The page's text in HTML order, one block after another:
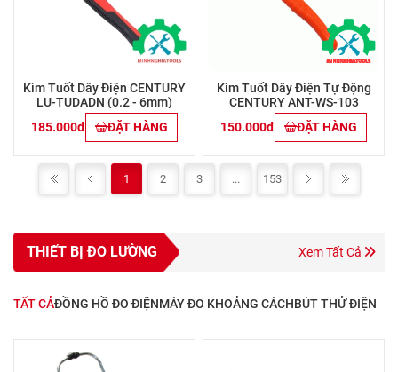
Kìm Tuốt Dây Điện CENTURY
LU-TUDADN (0.2 - 6mm)
185.000đ
ĐẶT HÀNG
Kìm Tuốt Dây Điện Tự Động
CENTURY ANT-WS-103
150.000đ
ĐẶT HÀNG
1 2 3 ... 153
THIẾT BỊ ĐO LƯỜNG Xem Tất Cả
TẤT CẢĐỒNG HỒ ĐO ĐIỆNMÁY ĐO KHOẢNG CÁCHBÚT THỬ ĐIỆN